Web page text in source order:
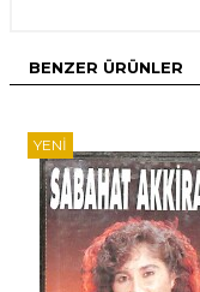
BENZER ÜRÜNLER
YENI